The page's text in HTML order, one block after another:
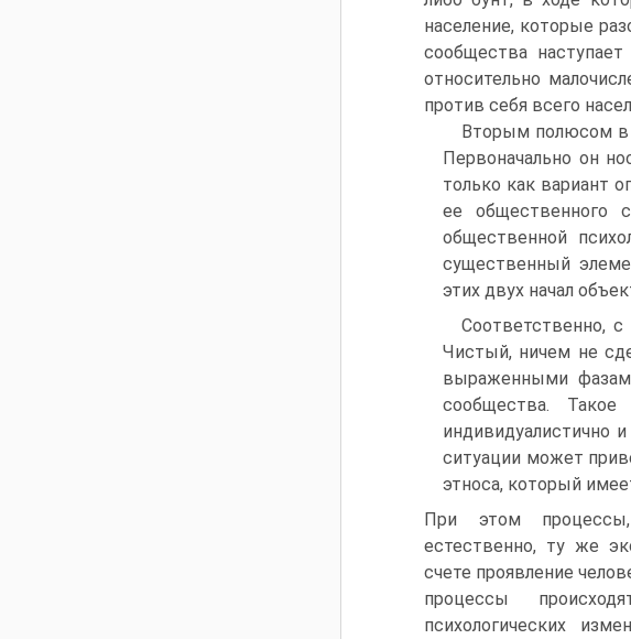
население, которые
сообщества
относительно
против себя всего
Вторым полюсом в
Первоначально он
только как вариант
ее общественного
общественной
существенный
этих двух начал
Соответственно,
Чистый, ничем не
выраженными
сообщества. Такое
индивидуалистично
ситуации может
этноса, который
При этом
естественно, ту же
счете проявление
процессы
психологических